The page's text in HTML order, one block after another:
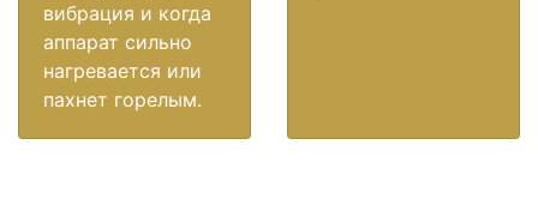
вибрация и когда
аппарат сильно
нагревается или
пахнет горелым.